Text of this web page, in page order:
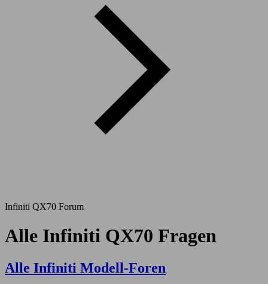
Infiniti QX70 Forum
Alle Infiniti QX70 Fragen
Alle Infiniti Modell-Foren